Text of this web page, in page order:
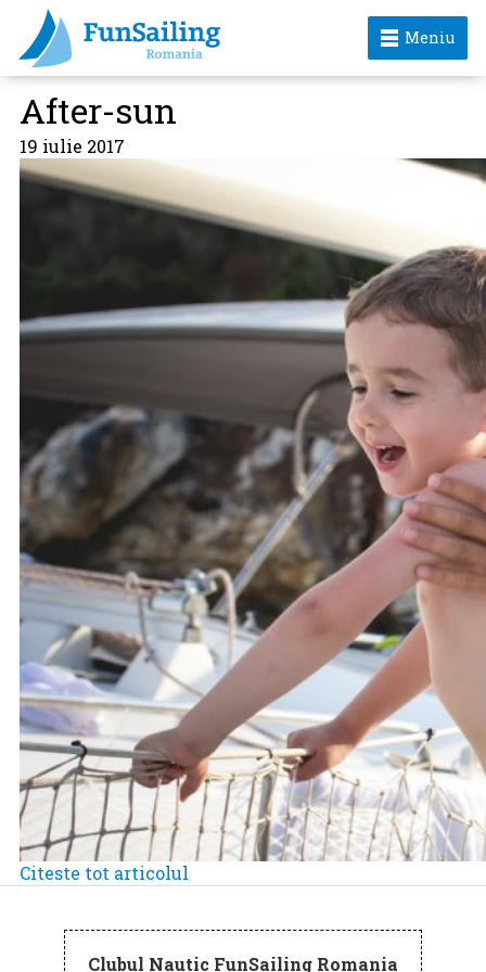
Meniu
After-sun
19 iulie 2017
Citeste tot articolul
Clubul Nautic FunSailing Romania